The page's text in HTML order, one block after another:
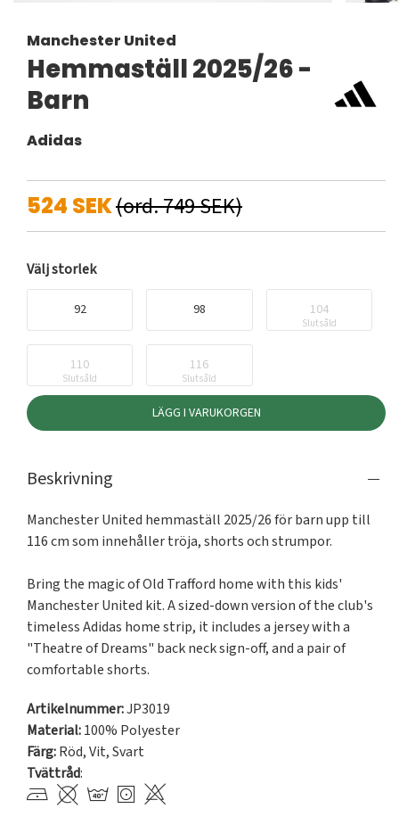
Manchester United
Hemmaställ 2025/26 -
Barn
Adidas
524 SEK(ord. 749 SEK)
Välj storlek
92 98 104
Slutsåld
110
Slutsåld
116
Slutsåld
LÄGG I VARUKORGEN
Beskrivning
Manchester United hemmaställ 2025/26 för barn upp till
116 cm som innehåller tröja, shorts och strumpor.
Bring the magic of Old Trafford home with this kids'
Manchester United kit. A sized-down version of the club's
timeless Adidas home strip, it includes a jersey with a
"Theatre of Dreams" back neck sign-off, and a pair of
comfortable shorts.
Artikelnummer:JP3019
Material:100% Polyester
Färg:Röd,Vit,Svart
Tvättråd: